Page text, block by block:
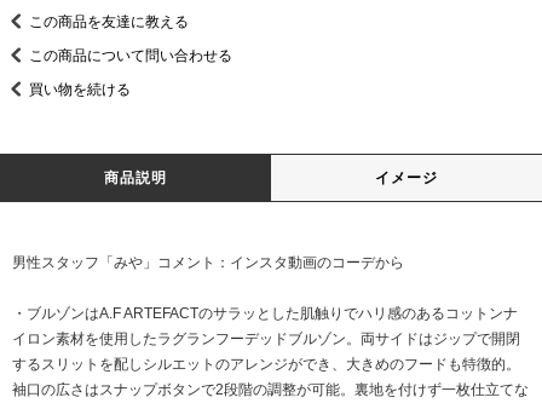
この商品を友達に教える
この商品について問い合わせる
買い物を続ける
商品説明 イメージ
男性スタッフ「みや」コメント：インスタ動画のコーデから
・ブルゾンはA.F ARTEFACTのサラッとした肌触りでハリ感のあるコットンナ
イロン素材を使用したラグランフーデッドブルゾン。両サイドはジップで開閉
するスリットを配しシルエットのアレンジができ、大きめのフードも特徴的。
袖口の広さはスナップボタンで2段階の調整が可能。裏地を付けず一枚仕立てな